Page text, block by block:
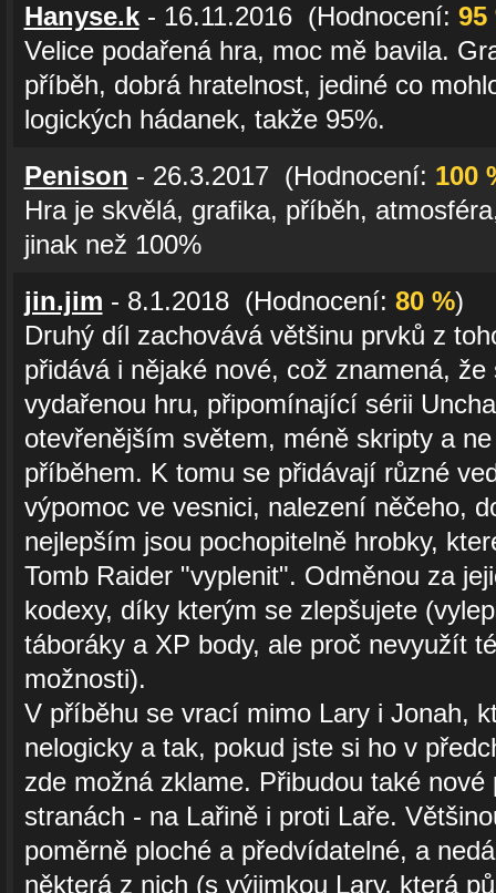
Hanyse.k- 16.11.2016 (Hodnocení: 95
Velice podařená hra, moc mě bavila.
příběh, dobrá hratelnost, jediné co
logických hádanek, takže 95%.
Penison - 26.3.2017 (Hodnocení: 100
Hra je skvělá, grafika, příběh,
jinak než 100%
jin.jim - 8.1.2018 (Hodnocení: 80 %)
Druhý díl zachovává většinu prvků z
přidává i nějaké nové, což znamená, že
vydařenou hru, připomínající sérii
otevřenějším světem, méně skripty a
příběhem. K tomu se přidávají různé
výpomoc ve vesnici, nalezení něčeho,
nejlepším jsou pochopitelně hrobky,
Tomb Raider "vyplenit". Odměnou za
kodexy, díky kterým se zlepšujete
táboráky a XP body, ale proč nevyužít
možnosti).
V příběhu se vrací mimo Lary i Jonah,
nelogicky a tak, pokud jste si ho v
zde možná zklame. Přibudou také nové
stranách - na Lařině i proti Laře.
poměrně ploché a předvídatelné, a
některá z nich (s výjimkou Lary, která